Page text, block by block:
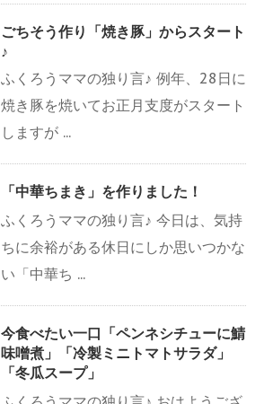
ごちそう作り「焼き豚」からスタート
♪
ふくろうママの独り言♪ 例年、28日に
焼き豚を焼いてお正月支度がスタート
しますが ...
「中華ちまき」を作りました！
ふくろうママの独り言♪ 今日は、気持
ちに余裕がある休日にしか思いつかな
い「中華ち ...
今食べたい一口「ペンネシチューに鯖
味噌煮」「冷製ミニトマトサラダ」
「冬瓜スープ」